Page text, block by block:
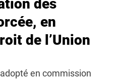
des
en
de l’Union
en commission